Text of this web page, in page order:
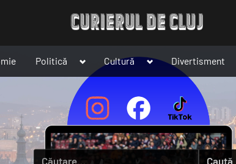
Politică
Toggle
sub-
menu
Cultură
Toggle
menu
Divertisment
Caută